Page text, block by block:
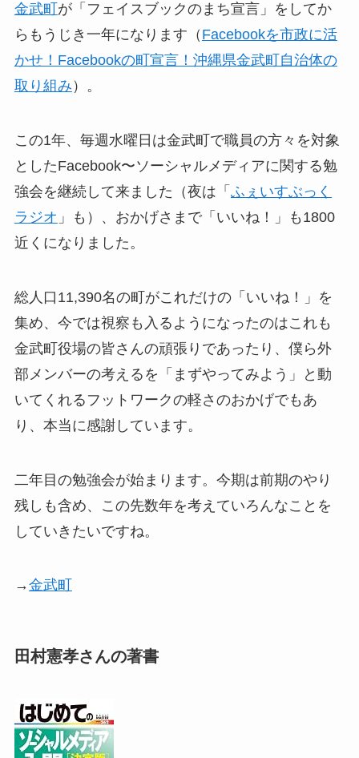
金武町 が「フェイスブックのまち宣言」をしてか
らもうじき一年になります（ Facebookを市政に活
かせ！Facebookの町宣言！沖縄県金武町自治体の
取り組み ）。
この1年、毎週水曜日は金武町で職員の方々を対象
としたFacebook〜ソーシャルメディアに関する勉
強会を継続して来ました（夜は「 ふぇいすぶっく
ラジオ 」も）、おかげさまで「いいね！」も1800
近くになりました。
総人口11,390名の町がこれだけの「いいね！」を
集め、今では視察も入るようになったのはこれも
金武町役場の皆さんの頑張りであったり、僕ら外
部メンバーの考えるを「まずやってみよう」と動
いてくれるフットワークの軽さのおかげでもあ
り、本当に感謝しています。
二年目の勉強会が始まります。今期は前期のやり
残しも含め、この先数年を考えていろんなことを
していきたいですね。
→金武町
田村憲孝さんの著書